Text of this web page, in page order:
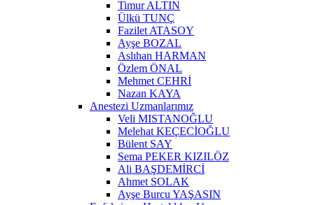
Timur ALTIN
Ülkü TUNÇ
Fazilet ATASOY
Ayşe BOZAL
Aslıhan HARMAN
Özlem ÖNAL
Mehmet CEHRİ
Nazan KAYA
Anestezi Uzmanlarımız
Veli MISTANOĞLU
Melehat KEÇECİOĞLU
Bülent SAY
Sema PEKER KIZILÖZ
Ali BAŞDEMİRCİ
Ahmet SOLAK
Ayşe Burcu YAŞASIN